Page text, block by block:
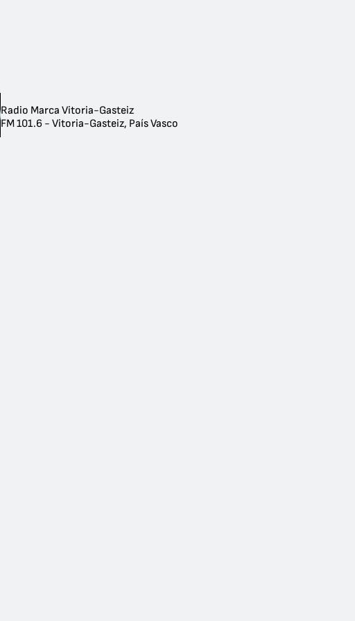
Radio Marca Vitoria-Gasteiz
FM 101.6 - Vitoria-Gasteiz, País Vasco